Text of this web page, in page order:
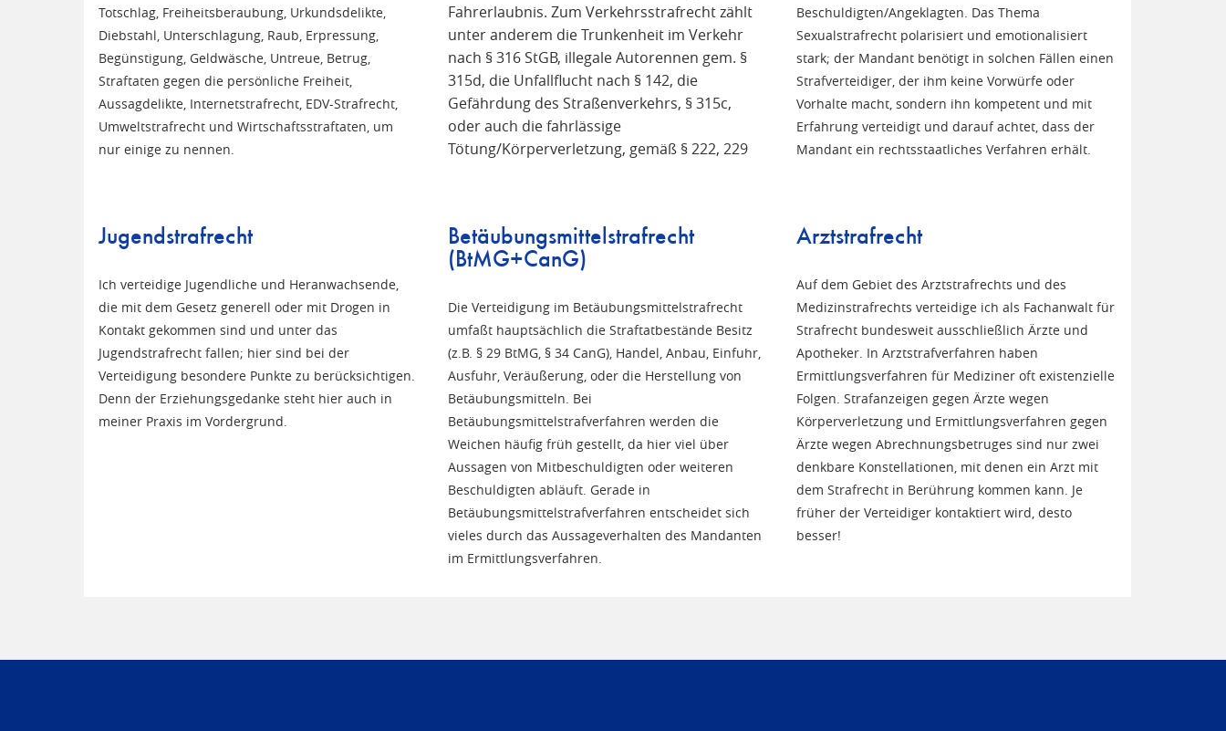
Totschlag, Freiheitsberaubung, Urkundsdelikte,
Diebstahl, Unterschlagung, Raub, Erpressung,
Begünstigung, Geldwäsche, Untreue, Betrug,
Straftaten gegen die persönliche Freiheit,
Aussagdelikte, Internetstrafrecht, EDV-Strafrecht,
Umweltstrafrecht und Wirtschaftsstraftaten, um
nur einige zu nennen.
Fahrerlaubnis. Zum Verkehrsstrafrecht zählt
unter anderem die Trunkenheit im Verkehr
nach § 316 StGB, illegale Autorennen gem. §
315d, die Unfallflucht nach § 142, die
Gefährdung des Straßenverkehrs, § 315c,
oder auch die fahrlässige
Tötung/Körperverletzung, gemäß § 222, 229
Beschuldigten/Angeklagten. Das Thema
Sexualstrafrecht polarisiert und emotionalisiert
stark; der Mandant benötigt in solchen Fällen einen
Strafverteidiger, der ihm keine Vorwürfe oder
Vorhalte macht, sondern ihn kompetent und mit
Erfahrung verteidigt und darauf achtet, dass der
Mandant ein rechtsstaatliches Verfahren erhält.
Jugendstrafrecht
Ich verteidige Jugendliche und Heranwachsende,
die mit dem Gesetz generell oder mit Drogen in
Kontakt gekommen sind und unter das
Jugendstrafrecht fallen; hier sind bei der
Verteidigung besondere Punkte zu berücksichtigen.
Denn der Erziehungsgedanke steht hier auch in
meiner Praxis im Vordergrund.
Betäubungsmittelstrafrecht
(BtMG+CanG)
Die Verteidigung im Betäubungsmittelstrafrecht
umfaßt hauptsächlich die Straftatbestände Besitz
(z.B. § 29 BtMG, § 34 CanG), Handel, Anbau, Einfuhr,
Ausfuhr, Veräußerung, oder die Herstellung von
Betäubungsmitteln. Bei
Betäubungsmittelstrafverfahren werden die
Weichen häufig früh gestellt, da hier viel über
Aussagen von Mitbeschuldigten oder weiteren
Beschuldigten abläuft. Gerade in
Betäubungsmittelstrafverfahren entscheidet sich
vieles durch das Aussageverhalten des Mandanten
im Ermittlungsverfahren.
Arztstrafrecht
Auf dem Gebiet des Arztstrafrechts und des
Medizinstrafrechts verteidige ich als Fachanwalt für
Strafrecht bundesweit ausschließlich Ärzte und
Apotheker. In Arztstrafverfahren haben
Ermittlungsverfahren für Mediziner oft existenzielle
Folgen. Strafanzeigen gegen Ärzte wegen
Körperverletzung und Ermittlungsverfahren gegen
Ärzte wegen Abrechnungsbetruges sind nur zwei
denkbare Konstellationen, mit denen ein Arzt mit
dem Strafrecht in Berührung kommen kann. Je
früher der Verteidiger kontaktiert wird, desto
besser!